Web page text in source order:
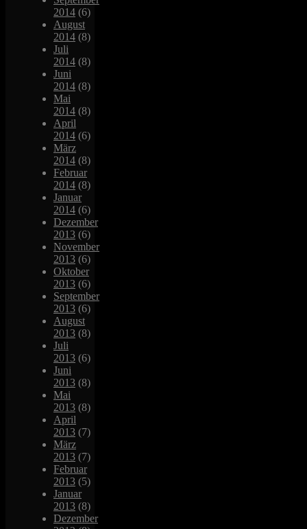
2014 (6)
August
2014 (8)
Juli
2014 (8)
Juni
2014 (8)
Mai
2014 (8)
April
2014 (6)
März
2014 (8)
Februar
2014 (8)
Januar
2014 (6)
Dezember
2013 (6)
November
2013 (6)
Oktober
2013 (6)
September
2013 (6)
August
2013 (8)
Juli
2013 (6)
Juni
2013 (8)
Mai
2013 (8)
April
2013 (7)
März
2013 (7)
Februar
2013 (5)
Januar
2013 (8)
Dezember